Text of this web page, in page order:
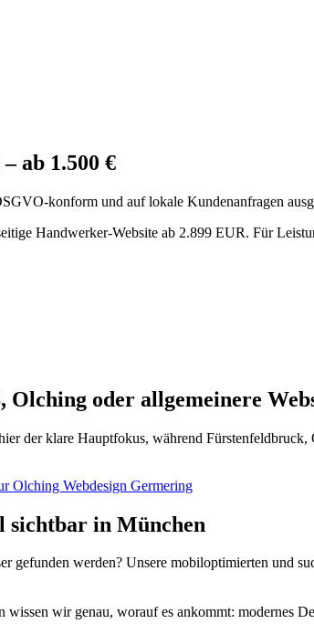
ab 1.500 €
konform und auf lokale Kundenanfragen
Handwerker-Website ab 2.899 EUR. Für
oder allgemeinere
der klare Hauptfokus, während
Olching Webdesign Germering
sichtbar in München
gefunden werden? Unsere mobiloptimierten und
wir genau, worauf es ankommt: modernes